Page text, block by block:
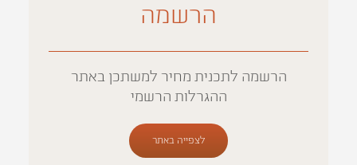
הרשמה
הרשמה לתכנית מחיר למשתכן באתר
ההגרלות הרשמי
לצפייה באתר